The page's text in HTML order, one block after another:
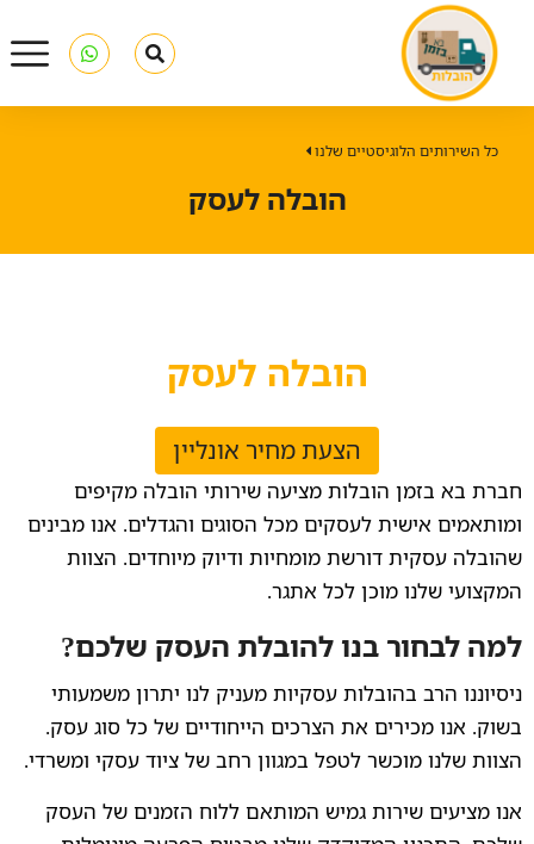
כל השירותים הלוגיסטיים שלנו
הובלה לעסק
הובלה לעסק
הצעת מחיר אונליין
חברת בא בזמן הובלות מציעה שירותי הובלה מקיפים
ומותאמים אישית לעסקים מכל הסוגים והגדלים. אנו מבינים
שהובלה עסקית דורשת מומחיות ודיוק מיוחדים. הצוות
המקצועי שלנו מוכן לכל אתגר.
למה לבחור בנו להובלת העסק שלכם?
ניסיוננו הרב בהובלות עסקיות מעניק לנו יתרון משמעותי
בשוק. אנו מכירים את הצרכים הייחודיים של כל סוג עסק.
הצוות שלנו מוכשר לטפל במגוון רחב של ציוד עסקי ומשרדי.
אנו מציעים שירות גמיש המותאם ללוח הזמנים של העסק